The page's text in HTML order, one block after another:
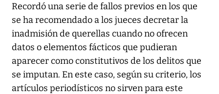
Recordó una serie de fallos previos en los que
se ha recomendado a los jueces decretar la
inadmisión de querellas cuando no ofrecen
datos o elementos fácticos que pudieran
aparecer como constitutivos de los delitos que
se imputan. En este caso, según su criterio, los
artículos periodísticos no sirven para este